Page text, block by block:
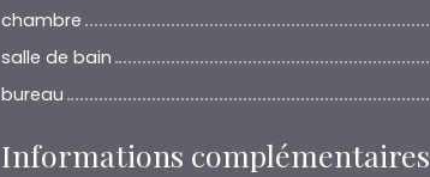
chambre
salle de bain
bureau
Informations complémentaires